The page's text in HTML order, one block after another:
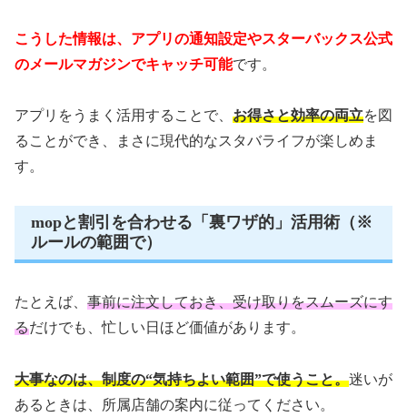
こうした情報は、アプリの通知設定やスターバックス公式
のメールマガジンでキャッチ可能です。
アプリをうまく活用することで、 お得さと効率の両立を図
ることができ、まさに現代的なスタバライフが楽しめま
す。
mopと割引を合わせる「裏ワザ的」活用術（※
ルールの範囲で）
たとえば、 事前に注文しておき、受け取りをスムーズにす
るだけでも、忙しい日ほど価値があります。
大事なのは、制度の“気持ちよい範囲”で使うこと。迷いが
あるときは、所属店舗の案内に従ってください。